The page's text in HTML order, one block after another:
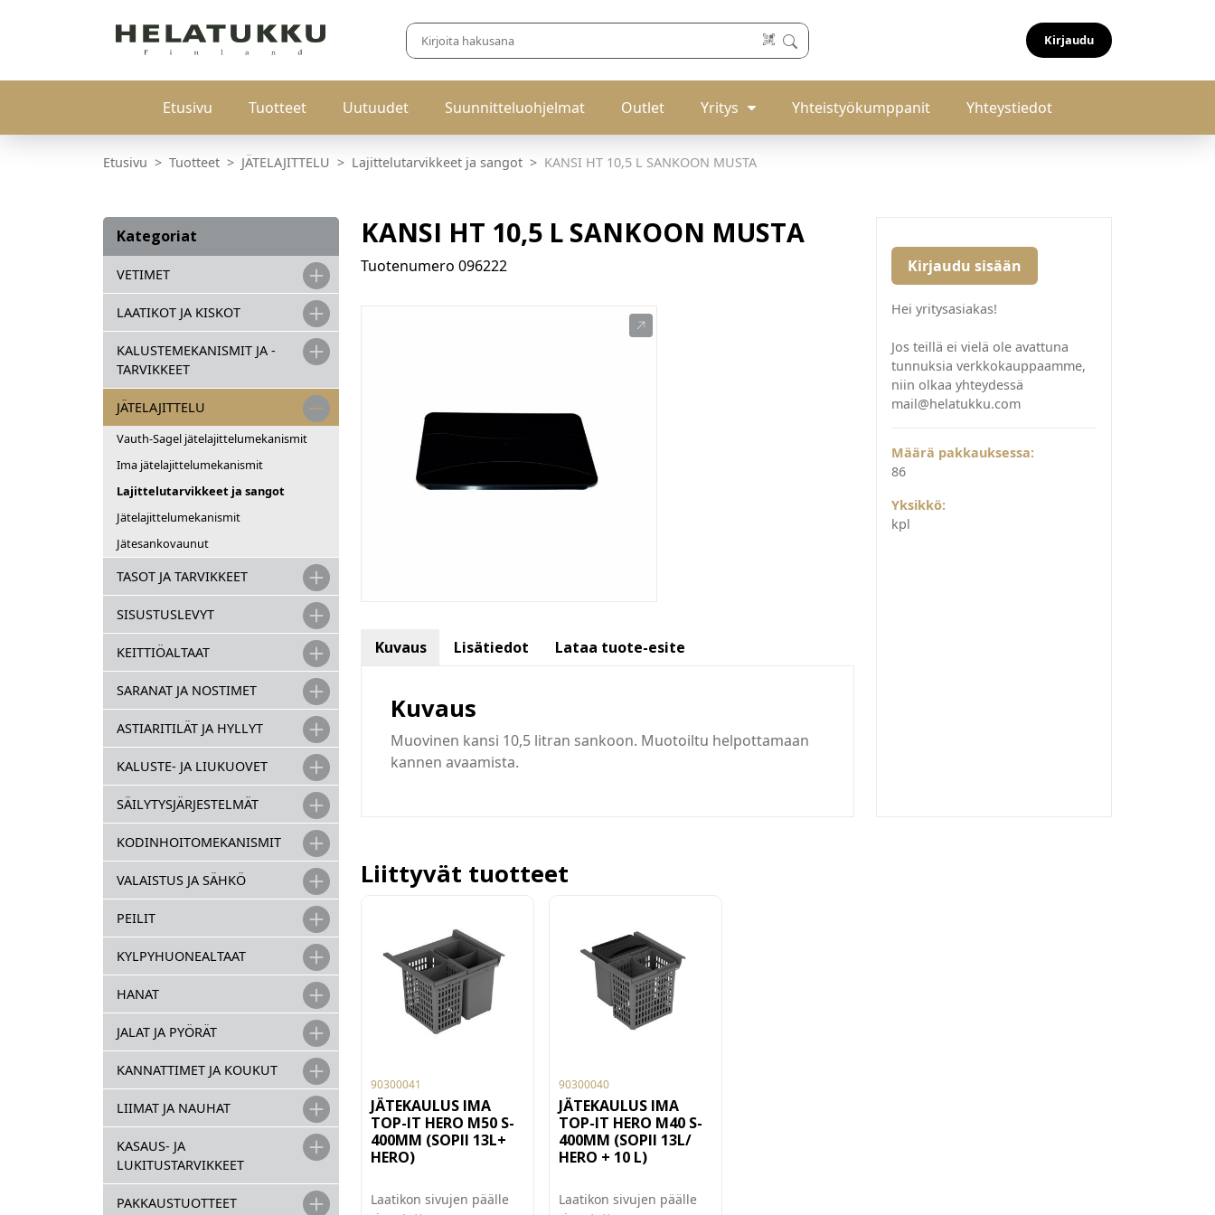
Kirjaudu
Etusivu Tuotteet Uutuudet Suunnitteluohjelmat Outlet Yritys Yhteistyökumppanit Yhteystiedot
Etusivu Tuotteet JÄTELAJITTELU Lajittelutarvikkeet ja sangot KANSI HT 10,5 L SANKOON MUSTA
Kategoriat
VETIMET
LAATIKOT JA KISKOT
KALUSTEMEKANISMIT JA -
TARVIKKEET
JÄTELAJITTELU
Vauth-Sagel jätelajittelumekanismit
Ima jätelajittelumekanismit
Lajittelutarvikkeet ja sangot
Jätelajittelumekanismit
Jätesankovaunut
TASOT JA TARVIKKEET
SISUSTUSLEVYT
KEITTIÖALTAAT
SARANAT JA NOSTIMET
ASTIARITILÄT JA HYLLYT
KALUSTE- JA LIUKUOVET
SÄILYTYSJÄRJESTELMÄT
KODINHOITOMEKANISMIT
VALAISTUS JA SÄHKÖ
PEILIT
KYLPYHUONEALTAAT
HANAT
JALAT JA PYÖRÄT
KANNATTIMET JA KOUKUT
LIIMAT JA NAUHAT
KASAUS- JA
LUKITUSTARVIKKEET
PAKKAUSTUOTTEET
KANSI HT 10,5 L SANKOON MUSTA
Tuotenumero 096222
Kuvaus Lisätiedot Lataa tuote-esite
Kuvaus
Muovinen kansi 10,5 litran sankoon. Muotoiltu helpottamaan
kannen avaamista.
Kirjaudu sisään
Hei yritysasiakas!
Jos teillä ei vielä ole avattuna
tunnuksia verkkokauppaamme,
niin olkaa yhteydessä
mail@helatukku.com
Määrä pakkauksessa:
86
Yksikkö:
kpl
Liittyvät tuotteet
90300041
JÄTEKAULUS IMA
TOP-IT HERO M50 S-
400MM (SOPII 13L+
HERO)
Laatikon sivujen päälle
90300040
JÄTEKAULUS IMA
TOP-IT HERO M40 S-
400MM (SOPII 13L/
HERO + 10 L)
Laatikon sivujen päälle